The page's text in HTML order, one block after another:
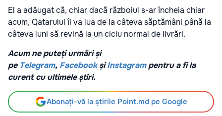
El a adăugat că, chiar dacă războiul s-ar încheia chiar
acum, Qatarului îi va lua de la câteva săptămâni până la
câteva luni să revină la un ciclu normal de livrări.
Acum ne puteți urmări și
pe Telegram, Facebook șiInstagrampentru a fi la
curent cu ultimele știri.
Abonați-vă la știrile Point.md pe Google